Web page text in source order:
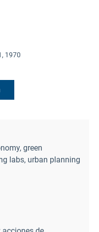
1970
green
labs, urban planning